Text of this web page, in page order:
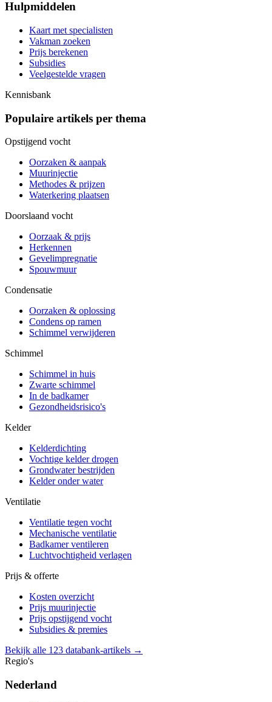
Hulpmiddelen
Kaart met specialisten
Vakman zoeken
Prijs berekenen
Subsidies
Veelgestelde vragen
Kennisbank
Populaire artikels per thema
Opstijgend vocht
Oorzaken & aanpak
Muurinjectie
Methodes & prijzen
Waterkering plaatsen
Doorslaand vocht
Oorzaak & prijs
Herkennen
Gevelimpregnatie
Spouwmuur
Condensatie
Oorzaken & oplossing
Condens op ramen
Schimmel verwijderen
Schimmel
Schimmel in huis
Zwarte schimmel
In de badkamer
Gezondheidsrisico's
Kelder
Kelderdichting
Vochtige kelder drogen
Grondwater bestrijden
Kelder onder water
Ventilatie
Ventilatie tegen vocht
Mechanische ventilatie
Badkamer ventileren
Luchtvochtigheid verlagen
Prijs & offerte
Kosten overzicht
Prijs muurinjectie
Prijs opstijgend vocht
Subsidies & premies
Bekijk alle 123 databank-artikels →
Regio's
Nederland